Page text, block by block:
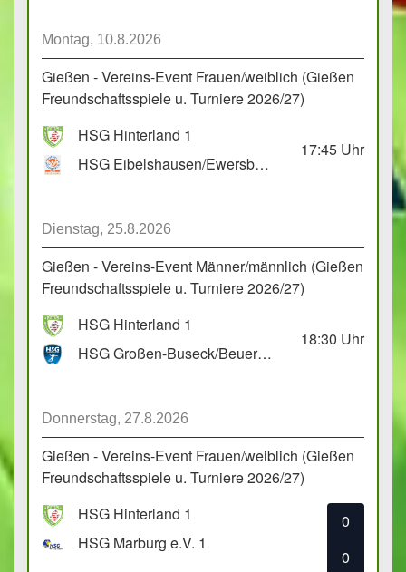
Montag, 10.8.2026
Gießen - Vereins-Event Frauen/weiblich (Gießen
Freundschaftsspiele u. Turniere 2026/27)
HSG Hinterland 1
HSG Eibelshausen/Ewersbach GbR 2
17:45 Uhr
Dienstag, 25.8.2026
Gießen - Vereins-Event Männer/männlich (Gießen
Freundschaftsspiele u. Turniere 2026/27)
HSG Hinterland 1
HSG Großen-Buseck/Beuern 1
18:30 Uhr
Donnerstag, 27.8.2026
Gießen - Vereins-Event Frauen/weiblich (Gießen
Freundschaftsspiele u. Turniere 2026/27)
HSG Hinterland 1
HSG Marburg e.V. 1
0
0